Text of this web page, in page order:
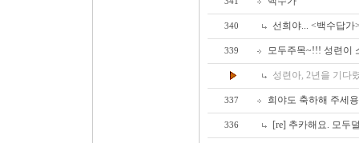
340 선희야... <백수답가
339 모두주목~!!! 성련이
성련아, 2년을 기다
337 희야도 축하해 주세
336 [re] 추카해요. 모두